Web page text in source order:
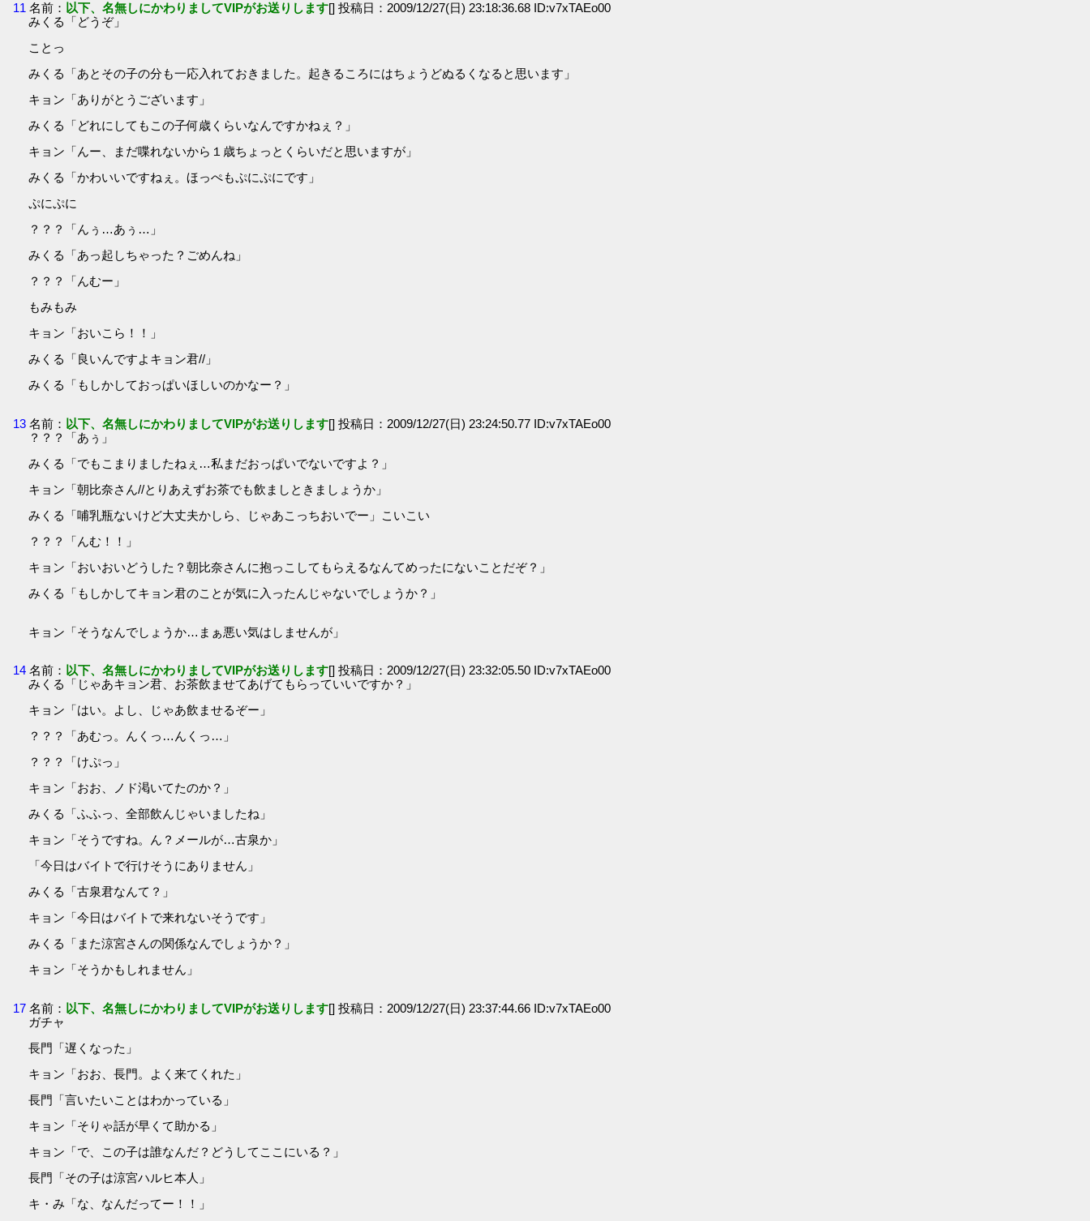
11 名前： 以下、名無しにかわりましてVIPがお送りします[] 投稿日：2009/12/27(日) 23:18:36.68 ID:v7xTAEo00
みくる「どうぞ」
ことっ
みくる「あとその子の分も一応入れておきました。起きるころにはちょうどぬるくなると思います」
キョン「ありがとうございます」
みくる「どれにしてもこの子何歳くらいなんですかねぇ？」
キョン「んー、まだ喋れないから１歳ちょっとくらいだと思いますが」
みくる「かわいいですねぇ。ほっぺもぷにぷにです」
ぷにぷに
？？？「んぅ…あぅ…」
みくる「あっ起しちゃった？ごめんね」
？？？「んむー」
もみもみ
キョン「おいこら！！」
みくる「良いんですよキョン君//」
みくる「もしかしておっぱいほしいのかなー？」
13 名前： 以下、名無しにかわりましてVIPがお送りします[] 投稿日：2009/12/27(日) 23:24:50.77 ID:v7xTAEo00
？？？「あぅ」
みくる「でもこまりましたねぇ…私まだおっぱいでないですよ？」
キョン「朝比奈さん//とりあえずお茶でも飲ましときましょうか」
みくる「哺乳瓶ないけど大丈夫かしら、じゃあこっちおいでー」こいこい
？？？「んむ！！」
キョン「おいおいどうした？朝比奈さんに抱っこしてもらえるなんてめったにないことだぞ？」
みくる「もしかしてキョン君のことが気に入ったんじゃないでしょうか？」
キョン「そうなんでしょうか…まぁ悪い気はしませんが」
14 名前： 以下、名無しにかわりましてVIPがお送りします[] 投稿日：2009/12/27(日) 23:32:05.50 ID:v7xTAEo00
みくる「じゃあキョン君、お茶飲ませてあげてもらっていいですか？」
キョン「はい。よし、じゃあ飲ませるぞー」
？？？「あむっ。んくっ…んくっ…」
？？？「けぷっ」
キョン「おお、ノド渇いてたのか？」
みくる「ふふっ、全部飲んじゃいましたね」
キョン「そうですね。ん？メールが…古泉か」
「今日はバイトで行けそうにありません」
みくる「古泉君なんて？」
キョン「今日はバイトで来れないそうです」
みくる「また涼宮さんの関係なんでしょうか？」
キョン「そうかもしれません」
17 名前： 以下、名無しにかわりましてVIPがお送りします[] 投稿日：2009/12/27(日) 23:37:44.66 ID:v7xTAEo00
ガチャ
長門「遅くなった」
キョン「おお、長門。よく来てくれた」
長門「言いたいことはわかっている」
キョン「そりゃ話が早くて助かる」
キョン「で、この子は誰なんだ？どうしてここにいる？」
長門「その子は涼宮ハルヒ本人」
キ・み「な、なんだってー！！」